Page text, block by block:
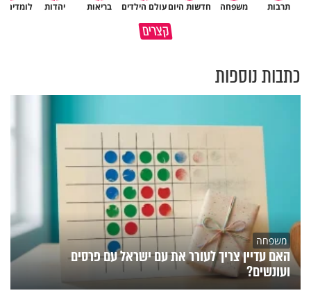
תרבות משפחה חדשות היוםעולם הילדים בריאות יהדות לומדים
קצריםבשורה משמחת לחולי פרקינסון
מה הקשר בין חלומות רעים
כתבות נוספות
משפחה
האם עדיין צריך לעורר את עם ישראל עם פרסים
ועונשים?